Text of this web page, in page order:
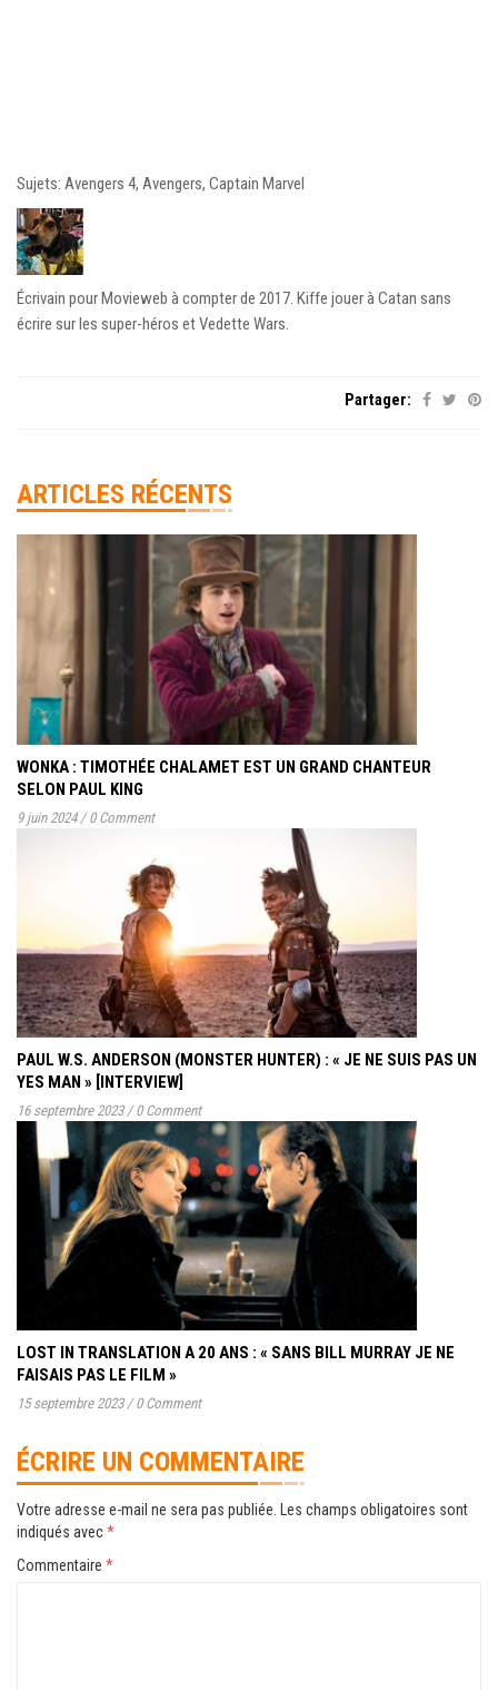
Sujets: Avengers 4, Avengers, Captain Marvel
Écrivain pour Movieweb à compter de 2017. Kiffe jouer à Catan sans
écrire sur les super-héros et Vedette Wars.
Partager:
ARTICLES RÉCENTS
WONKA : TIMOTHÉE CHALAMET EST UN GRAND CHANTEUR
SELON PAUL KING
9 juin 2024 / 0 Comment
PAUL W.S. ANDERSON (MONSTER HUNTER) : « JE NE SUIS PAS UN
YES MAN » [INTERVIEW]
16 septembre 2023 / 0 Comment
LOST IN TRANSLATION A 20 ANS : « SANS BILL MURRAY JE NE
FAISAIS PAS LE FILM »
15 septembre 2023 / 0 Comment
ÉCRIRE UN COMMENTAIRE
Votre adresse e-mail ne sera pas publiée. Les champs obligatoires sont
indiqués avec*
Commentaire *